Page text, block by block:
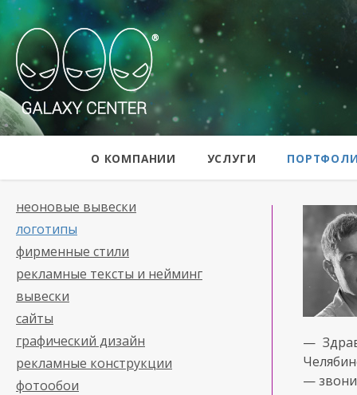
Galaxy Center
О КОМПАНИИ УСЛУГИ
неоновые вывески
логотипы
фирменные стили
рекламные тексты и нейминг
вывески
сайты
графический дизайн
рекламные конструкции
фотообои
—
—